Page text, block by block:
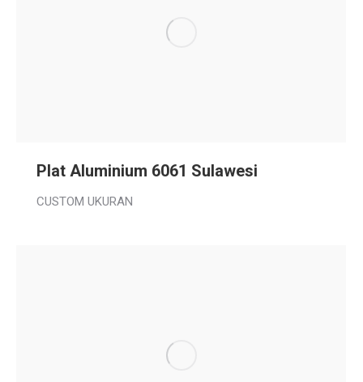
Plat Aluminium 6061 Sulawesi
CUSTOM UKURAN